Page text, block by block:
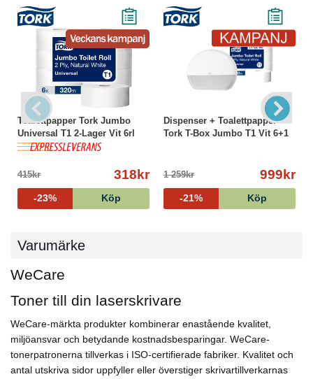
Toalettpapper Tork Jumbo
Universal T1 2-Lager Vit 6rl
415kr 318kr
-23% Köp
Dispenser + Toalettpapper
Tork T-Box Jumbo T1 Vit 6+1
1 259kr 999kr
-21% Köp
Varumärke
WeCare
Toner till din laserskrivare
WeCare-märkta produkter kombinerar enastående kvalitet,
miljöansvar och betydande kostnadsbesparingar. WeCare-
tonerpatronerna tillverkas i ISO-certifierade fabriker. Kvalitet och
antal utskriva sidor uppfyller eller överstiger skrivartillverkarnas